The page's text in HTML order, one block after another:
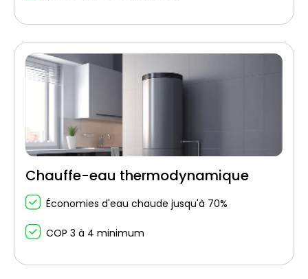
Chauffe-eau thermodynamique
Économies d'eau chaude jusqu'à 70%
COP 3 à 4 minimum